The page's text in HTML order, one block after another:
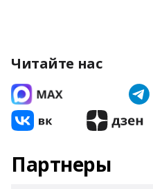
Читайте нас
Партнеры